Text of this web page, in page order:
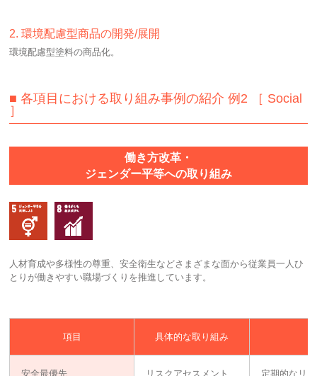
2. 環境配慮型商品の開発/展開
環境配慮型塗料の商品化。
■ 各項目における取り組み事例の紹介 例2 ［ Social
］
働き方改革・
ジェンダー平等への取り組み
人材育成や多様性の尊重、安全衛生などさまざまな面から従業員一人ひ
とりが働きやすい職場づくりを推進しています。
項目 具体的な取り組み
安全最優先 リスクアセスメント、 定期的なリ